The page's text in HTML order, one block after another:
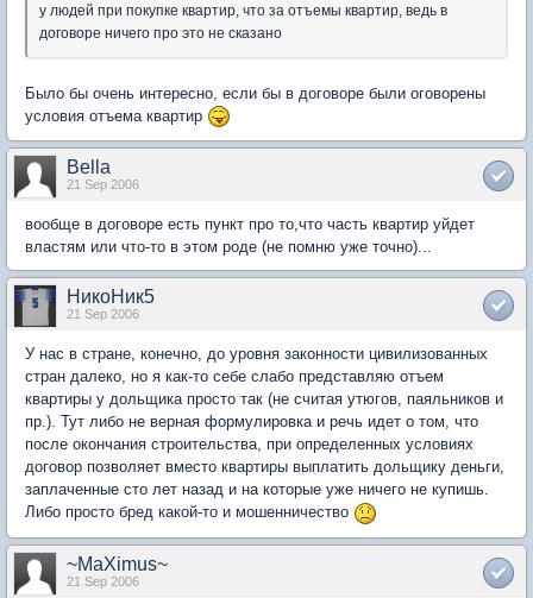
у людей при покупке квартир, что за отъемы квартир, ведь в
договоре ничего про это не сказано
Было бы очень интересно, если бы в договоре были оговорены
условия отъема квартир
Bella
21 Sep 2006
вообще в договоре есть пункт про то,что часть квартир уйдет
властям или что-то в этом роде (не помню уже точно)...
НикоНик5
21 Sep 2006
У нас в стране, конечно, до уровня законности цивилизованных
стран далеко, но я как-то себе слабо представляю отъем
квартиры у дольщика просто так (не считая утюгов, паяльников и
пр.). Тут либо не верная формулировка и речь идет о том, что
после окончания строительства, при определенных условиях
договор позволяет вместо квартиры выплатить дольщику деньги,
заплаченные сто лет назад и на которые уже ничего не купишь.
Либо просто бред какой-то и мошенничество
~MaXimus~
21 Sep 2006